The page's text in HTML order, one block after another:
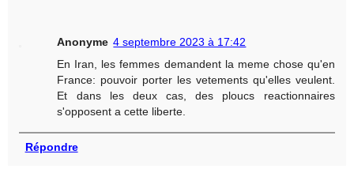
Anonyme 4 septembre 2023 à 17:42
En Iran, les femmes demandent la meme chose qu'en
France: pouvoir porter les vetements qu'elles veulent.
Et dans les deux cas, des ploucs reactionnaires
s'opposent a cette liberte.
Répondre